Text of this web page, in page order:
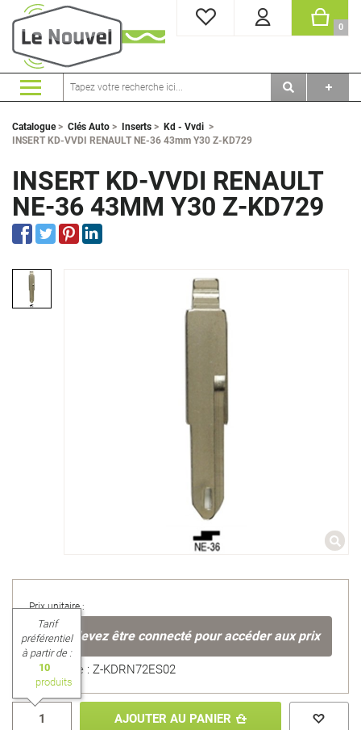
MES FAVORIS
0
Catalogue> Clés Auto > Inserts > Kd - Vvdi >
INSERT KD-VVDI RENAULT NE-36 43mm Y30 Z-KD729
INSERT KD-VVDI RENAULT
NE-36 43MM Y30 Z-KD729
Prix unitaire :
Vous devez être connecté pour accéder aux prix
Référence : Z-KDRN72ES02
Tarif
préférentiel
à partir de :
10
produits
AJOUTER AU PANIER